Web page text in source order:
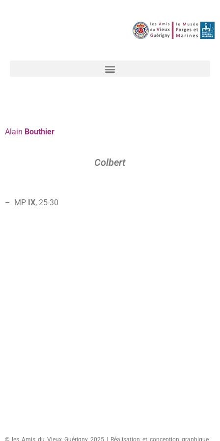
Alain Bouthier
Colbert
– MP IX, 25-30
© les Amis du Vieux Guérigny 2025 | Réalisation et conception graphique